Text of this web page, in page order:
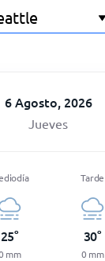
6 Agosto, 2026
Jueves
25°
mm
Tarde
30°
0 mm